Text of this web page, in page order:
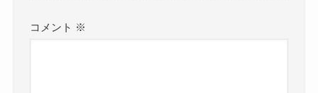
コメント ※